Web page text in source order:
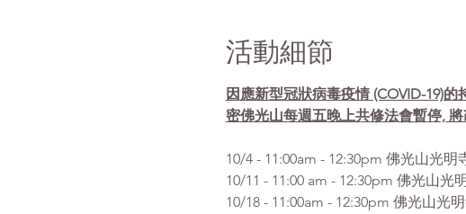
活動細節
因應新型冠狀病毒疫情 (COVID-19)
密佛光山每週五晚上共修法會暫停,
10/4 - 11:00am - 12:30pm 佛光山光
10/11 - 11:00 am - 12:30pm 佛光山光
10/18 - 11:00am - 12:30pm 佛光山光